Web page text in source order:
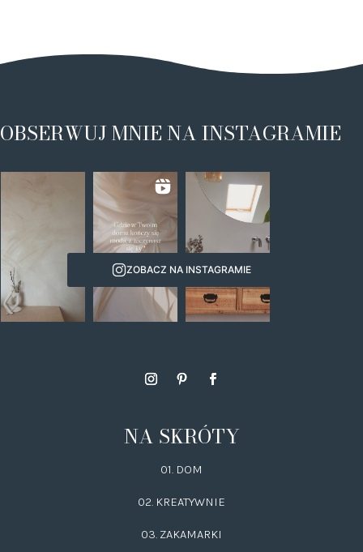
OBSERWUJ MNIE NA INSTAGRAMIE
ZOBACZ NA INSTAGRAMIE
NA SKRÓTY
01. DOM
02. KREATYWNIE
03. ZAKAMARKI